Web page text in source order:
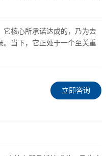
它核心所承诺达成的，乃为去
。当下，它正处于一个至关重
立即咨询